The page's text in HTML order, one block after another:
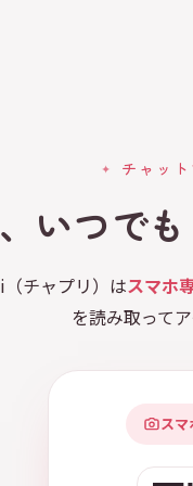
チャッ
いつで
チャプリ）はスマホ
を読み取って
ス